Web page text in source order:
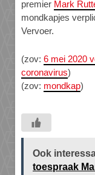
premier Mark
mondkapjes
Vervoer.
(zov: 6 mei 2020
coronavirus)
(zov: mondkap)
Ook
toespraak